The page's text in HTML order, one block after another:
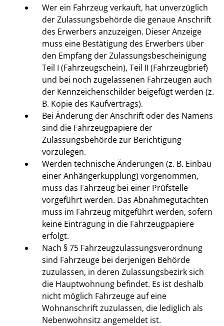
Wer ein Fahrzeug verkauft, hat unverzüglich
der Zulassungsbehörde die genaue Anschrift
des Erwerbers anzuzeigen. Dieser Anzeige
muss eine Bestätigung des Erwerbers über
den Empfang der Zulassungsbescheinigung
Teil I (Fahrzeugschein), Teil II (Fahrzeugbrief)
und bei noch zugelassenen Fahrzeugen auch
der Kennzeichenschilder beigefügt werden (z.
B. Kopie des Kaufvertrags).
Bei Änderung der Anschrift oder des Namens
sind die Fahrzeugpapiere der
Zulassungsbehörde zur Berichtigung
vorzulegen.
Werden technische Änderungen (z. B. Einbau
einer Anhängerkupplung) vorgenommen,
muss das Fahrzeug bei einer Prüfstelle
vorgeführt werden. Das Abnahmegutachten
muss im Fahrzeug mitgeführt werden, sofern
keine Eintragung in die Fahrzeugpapiere
erfolgt.
Nach § 75 Fahrzeugzulassungsverordnung
sind Fahrzeuge bei derjenigen Behörde
zuzulassen, in deren Zulassungsbezirk sich
die Hauptwohnung befindet. Es ist deshalb
nicht möglich Fahrzeuge auf eine
Wohnanschrift zuzulassen, die lediglich als
Nebenwohnsitz angemeldet ist.